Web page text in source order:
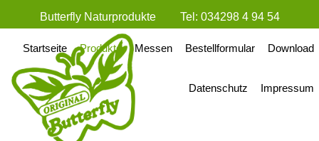
Butterfly Naturprodukte Tel: 034298 4 94 54
E-Mail:info@butterflynaturprodukte.de
Startseite Produkte Messen Bestellformular Download
Datenschutz Impressum